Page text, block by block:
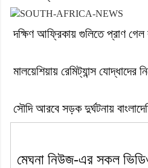
দক্ষিণ আফ্রিকায় গুলিতে প্রাণ গেল
মালয়েশিয়ায় রেমিট্যান্স
সৌদি আরবে সড়ক দুর্ঘটনায়
মেঘনা নিউজ-এর সকল